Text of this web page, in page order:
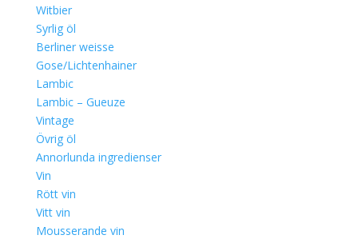
Witbier
Syrlig öl
Berliner weisse
Gose/Lichtenhainer
Lambic
Lambic – Gueuze
Vintage
Övrig öl
Annorlunda ingredienser
Vin
Rött vin
Vitt vin
Mousserande vin